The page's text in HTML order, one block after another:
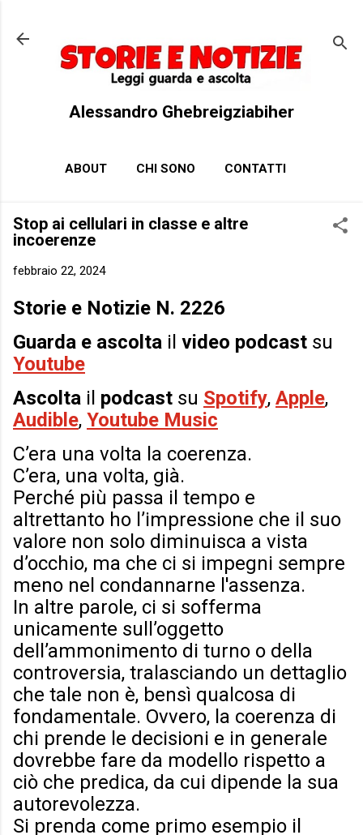
Alessandro Ghebreigziabiher
ABOUT CHI SONO CONTATTI
Stop ai cellulari in classe e altre
incoerenze
febbraio 22, 2024
Storie e Notizie N. 2226
Guarda e ascolta il video podcast su
Youtube
Ascolta il podcast su Spotify, Apple,
Audible, Youtube Music
C’era una volta la coerenza.
C’era, una volta, già.
Perché più passa il tempo e
altrettanto ho l’impressione che il suo
valore non solo diminuisca a vista
d’occhio, ma che ci si impegni sempre
meno nel condannarne l'assenza.
In altre parole, ci si sofferma
unicamente sull’oggetto
dell’ammonimento di turno o della
controversia, tralasciando un dettaglio
che tale non è, bensì qualcosa di
fondamentale. Ovvero, la coerenza di
chi prende le decisioni e in generale
dovrebbe fare da modello rispetto a
ciò che predica, da cui dipende la sua
autorevolezza.
Si prenda come primo esempio il